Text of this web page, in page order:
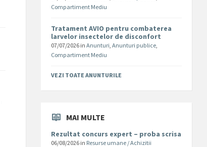
Compartiment Mediu
Tratament AVIO pentru combaterea
larvelor insectelor de disconfort
07/07/2026 inAnunturi,Anunturi publice,
Compartiment Mediu
VEZI TOATE ANUNTURILE
MAI MULTE
Rezultat concurs expert – proba scrisa
06/08/2026 in Resurse umane / Achizitii